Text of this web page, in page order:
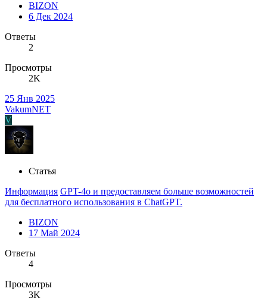
BIZON
6 Дек 2024
Ответы
2
Просмотры
2K
25 Янв 2025
VakumNET
V
Статья
Информация GPT-4o и предоставляем больше возможностей
для бесплатного использования в ChatGPT.
BIZON
17 Май 2024
Ответы
4
Просмотры
3K